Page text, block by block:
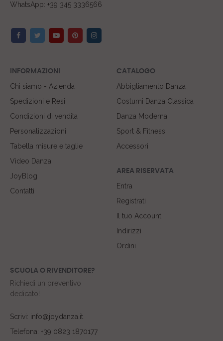
WhatsApp: +39 345 3336566
INFORMAZIONI
Chi siamo - Azienda
Spedizioni e Resi
Condizioni di vendita
Personalizzazioni
Tabella misure e taglie
Video Danza
JoyBlog
Contatti
CATALOGO
Abbigliamento Danza
Costumi Danza Classica
Danza Moderna
Sport & Fitness
Accessori
AREA RISERVATA
Entra
Registrati
Il tuo Account
Indirizzi
Ordini
SCUOLA O RIVENDITORE?
Richiedi un preventivo
dedicato!
Scrivi: info@joydanza.it
Telefona: +39 0823 1870177